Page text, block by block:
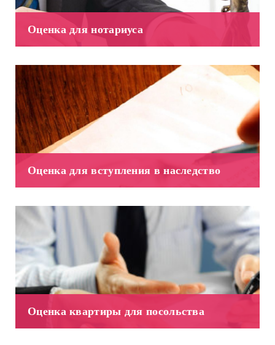
Оценка для нотариуса
Оценка для вступления в наследство
Оценка квартиры для посольства